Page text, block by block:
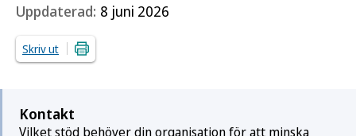
Uppdaterad: 8 juni 2026
Skriv ut
Kontakt
Vilket stöd behöver din organisation för att minska